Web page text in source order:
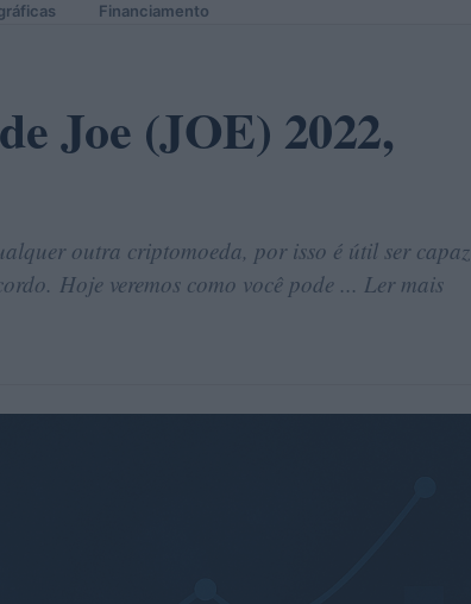
Financiamento
Joe (JOE) 2022,
outra criptomoeda, por isso é útil ser capaz
Hoje veremos como você pode ... Ler mais